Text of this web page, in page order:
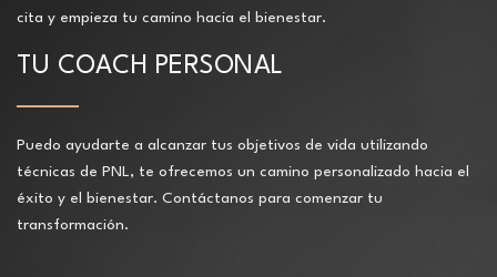
cita y empieza tu camino hacia el bienestar.
TU COACH PERSONAL
Puedo ayudarte a alcanzar tus objetivos de vida utilizando
técnicas de PNL, te ofrecemos un camino personalizado hacia el
éxito y el bienestar. Contáctanos para comenzar tu
transformación.